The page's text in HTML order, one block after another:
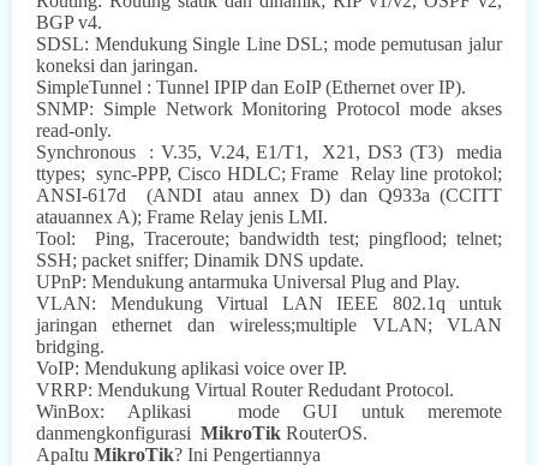
BGP v4.
SDSL: Mendukung Single Line DSL; mode pemutusan jalur
koneksi dan jaringan.
SimpleTunnel : Tunnel IPIP dan EoIP (Ethernet over IP).
SNMP: Simple Network Monitoring Protocol mode akses
read-only.
Synchronous
: V.35, V.24, E1/T1, X21, DS3 (T3)
media
ttypes;
sync-PPP, Cisco HDLC; Frame Relay line protokol;
ANSI-617d
(ANDI atau annex D) dan Q933a (CCITT
atauannex A); Frame Relay jenis LMI.
Tool:
Ping, Traceroute; bandwidth test; pingflood; telnet;
SSH; packet sniffer; Dinamik DNS update.
UPnP: Mendukung antarmuka Universal Plug and Play.
VLAN: Mendukung Virtual LAN IEEE 802.1q untuk
jaringan ethernet dan wireless;multiple VLAN; VLAN
bridging.
VoIP: Mendukung aplikasi voice over IP.
VRRP: Mendukung Virtual Router Redudant Protocol.
WinBox: Aplikasi
mode GUI untuk meremote
danmengkonfigurasi MikroTik RouterOS.
ApaItu MikroTik? Ini Pengertiannya